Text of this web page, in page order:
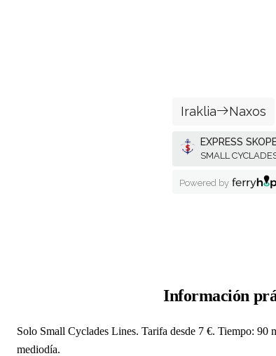
Información
Solo Small Cyclades Lines. Tarifa desde 7 €. Tiempo: 90
mediodía.